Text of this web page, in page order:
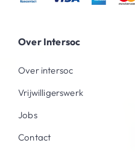
Over Intersoc
Over intersoc
Vrijwilligerswerk
Jobs
Contact